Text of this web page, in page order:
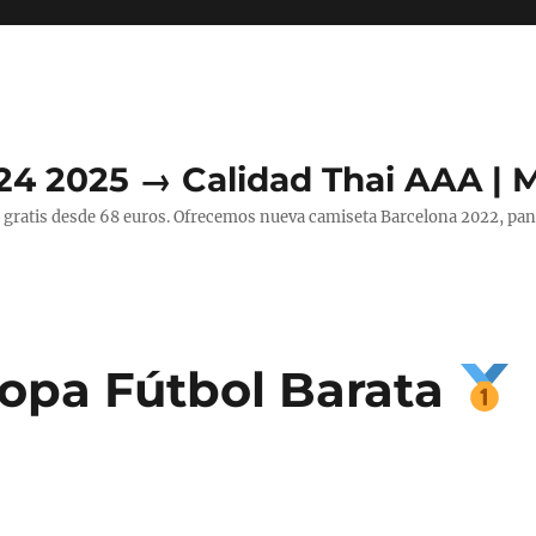
2025 → Calidad Thai AAA |
desde 68 euros. Ofrecemos nueva camiseta Barcelona 2022,
Fútbol Barata